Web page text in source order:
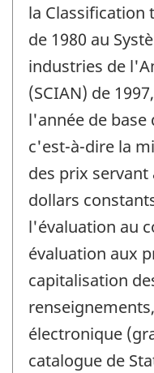
la Classification
de 1980 au
industries de
(SCIAN) de
l'année de base
c'est-à-dire la
des prix servant
dollars
l'évaluation au
évaluation aux
capitalisation
électronique
catalogue de